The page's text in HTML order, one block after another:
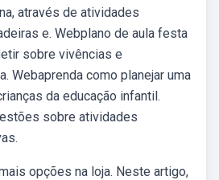
através de atividades
e. Webplano de aula festa
sobre vivências e
Webaprenda como planejar uma
da educação infantil.
sobre atividades
opções na loja. Neste artigo,